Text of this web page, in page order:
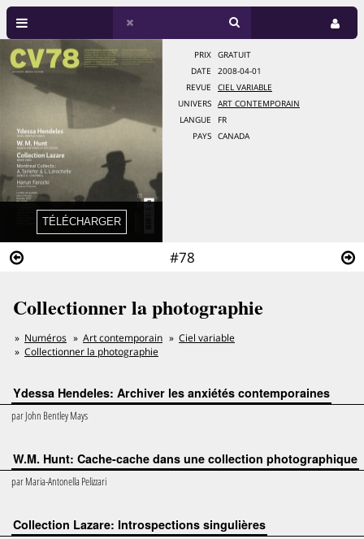
#78
PRIX
GRATUIT
DATE
2008-04-01
REVUE
CIEL VARIABLE
UNIVERS
ART CONTEMPORAIN
LANGUE
FR
PAYS
CANADA
Collectionner la photographie
Numéros Art contemporain
Ciel variable
Collectionner la photographie
Ydessa Hendeles: Archiver les anxiétés contemporaines
parJohn Bentley Mays
W.M. Hunt: Cache-cache dans une collection photographique
parMaria-Antonella Pelizzari
Collection Lazare: Introspections singulières